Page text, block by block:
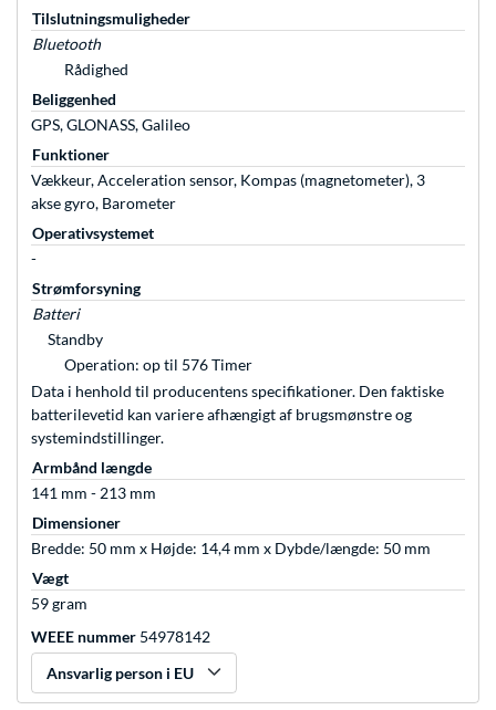
Tilslutningsmuligheder
Bluetooth
Rådighed
Beliggenhed
GPS, GLONASS, Galileo
Funktioner
Vækkeur, Acceleration sensor, Kompas (magnetometer), 3
akse gyro, Barometer
Operativsystemet
-
Strømforsyning
Batteri
Standby
Operation: op til 576 Timer
Data i henhold til producentens specifikationer. Den faktiske
batterilevetid kan variere afhængigt af brugsmønstre og
systemindstillinger.
Armbånd længde
141 mm - 213 mm
Dimensioner
Bredde: 50 mm x Højde: 14,4 mm x Dybde/længde: 50 mm
Vægt
59 gram
WEEE nummer 54978142
Ansvarlig person i EU